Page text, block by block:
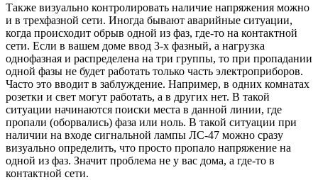
Также визуально контролировать наличие напряжения можно
и в трехфазной сети. Иногда бывают аварийные ситуации,
когда происходит обрыв одной из фаз, где-то на контактной
сети. Если в вашем доме ввод 3-х фазный, а нагрузка
однофазная и распределена на три группы, то при пропадании
одной фазы не будет работать только часть электроприборов.
Часто это вводит в заблуждение. Например, в одних комнатах
розетки и свет могут работать, а в других нет. В такой
ситуации начинаются поиски места в данной линии, где
пропали (оборвались) фаза или ноль. В такой ситуации при
наличии на входе сигнальной лампы ЛС-47 можно сразу
визуально определить, что просто пропало напряжение на
одной из фаз. Значит проблема не у вас дома, а где-то в
контактной сети.